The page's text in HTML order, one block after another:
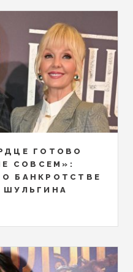
ГОТОВО
СОВСЕМ»:
БАНКРОТСТВЕ
ШУЛЬГИНА